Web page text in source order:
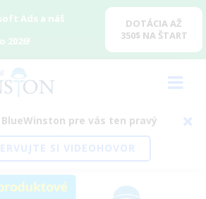
Ads a náš
2026!
DOTÁCIA AŽ
350$ NA ŠTART
pre vás ten pravý
SI VIDEOHOVOR
vytvoriť / Ako vytvoriť ziskové produktové
pre Google vyhľadávanie